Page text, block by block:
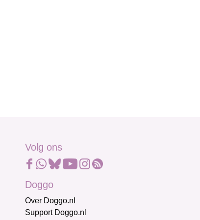
Volg ons
Doggo
Over Doggo.nl
Support Doggo.nl